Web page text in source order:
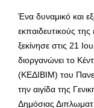
Ένα δυναμικό και
εκπαιδευτικούς
ξεκίνησε στις 21
διοργανώνει το
(ΚΕΔΙΒΙΜ) του
την αιγίδα της
Δημόσιας